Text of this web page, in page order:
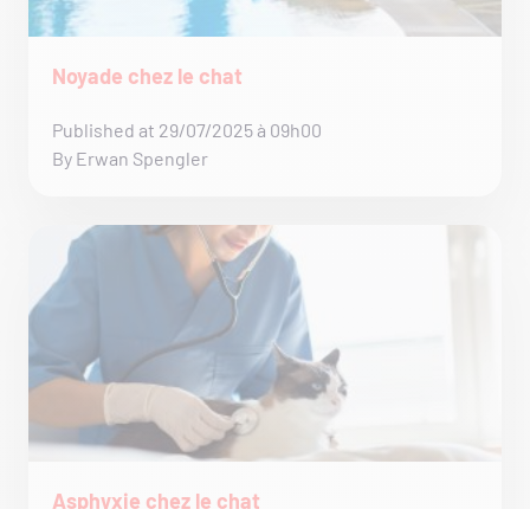
Noyade chez le chat
Published at 29/07/2025 à 09h00
By Erwan Spengler
Asphyxie chez le chat